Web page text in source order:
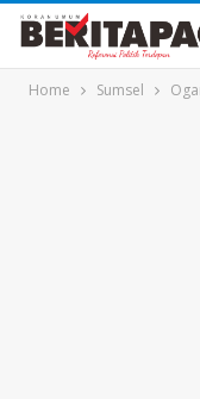
Home Sumsel